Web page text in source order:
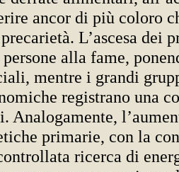
ancor di più coloro
L’ascesa dei
alla fame,
mentre i grandi
registrano una
primarie, con la
ricerca di